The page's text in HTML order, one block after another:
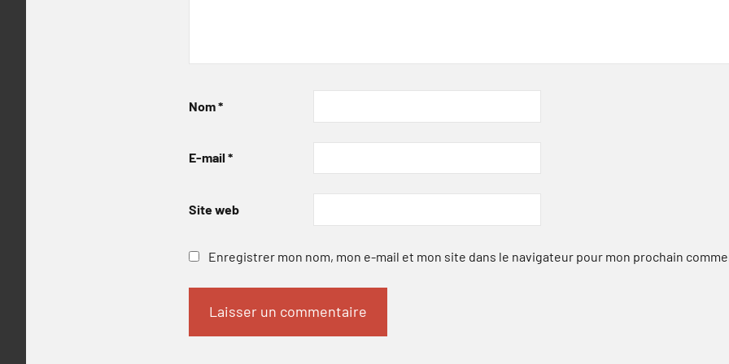
Nom*
E-mail *
Site web
Enregistrer mon nom, mon e-mail et mon site dans le navigateur pour mon prochain